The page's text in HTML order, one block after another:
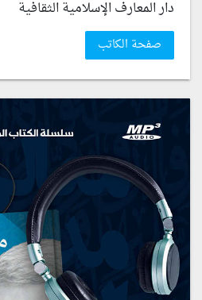
دار المعارف الإسلامية الثقافية
صفحة الكاتب